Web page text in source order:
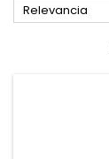
Relevancia